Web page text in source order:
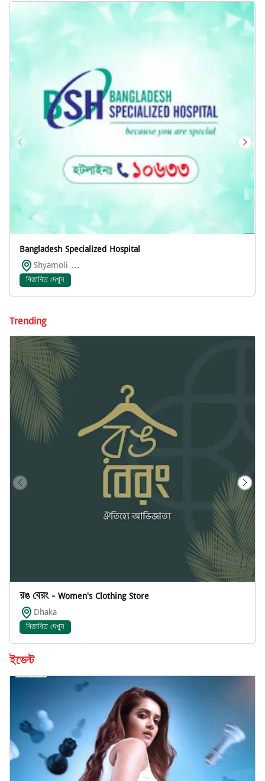
Bangladesh Specialized Hospital
Shyamoli ...
বিস্তারিত দেখুন
Trending
রঙ বেরং - Women's Clothing Store
Dhaka
বিস্তারিত দেখুন
ইভেন্ট